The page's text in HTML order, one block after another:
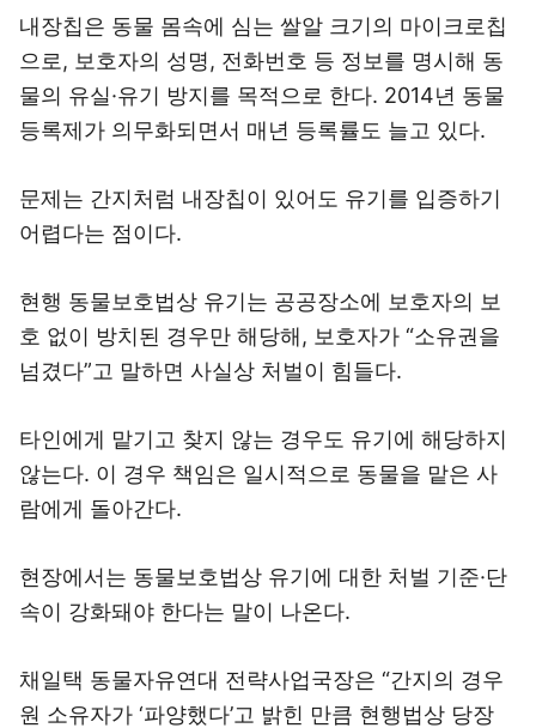
내장칩은 동물 몸속에 심는 쌀알 크기의 마이크로칩
으로, 보호자의 성명, 전화번호 등 정보를 명시해 동
물의 유실·유기 방지를 목적으로 한다. 2014년 동물
등록제가 의무화되면서 매년 등록률도 늘고 있다.
문제는 간지처럼 내장칩이 있어도 유기를 입증하기
어렵다는 점이다.
현행 동물보호법상 유기는 공공장소에 보호자의 보
호 없이 방치된 경우만 해당해, 보호자가 “소유권을
넘겼다”고 말하면 사실상 처벌이 힘들다.
타인에게 맡기고 찾지 않는 경우도 유기에 해당하지
않는다. 이 경우 책임은 일시적으로 동물을 맡은 사
람에게 돌아간다.
현장에서는 동물보호법상 유기에 대한 처벌 기준·단
속이 강화돼야 한다는 말이 나온다.
채일택 동물자유연대 전략사업국장은 “간지의 경우
원 소유자가 ‘파양했다’고 밝힌 만큼 현행법상 당장